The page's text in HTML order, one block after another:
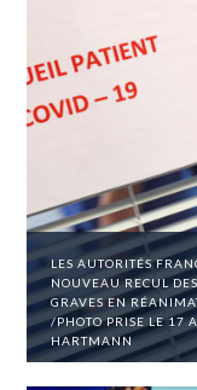
LES AUTORITÉS
NOUVEAU RECUL
GRAVES EN
/PHOTO PRISE LE 17
HARTMANN